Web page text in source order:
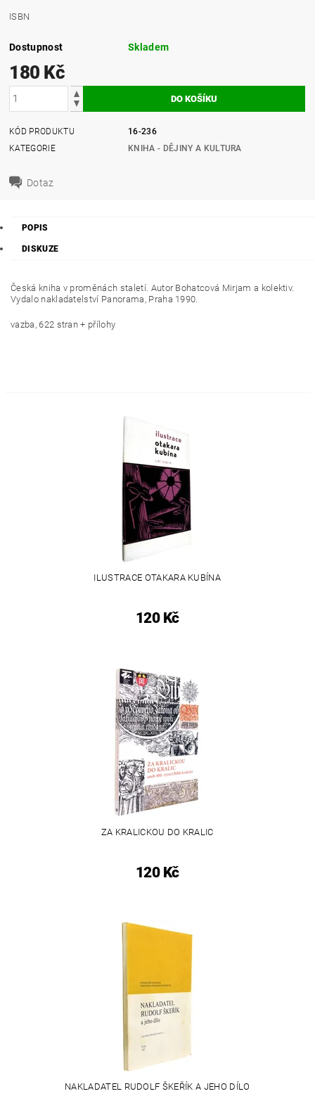
ISBN
Dostupnost Skladem
180 Kč
KÓD PRODUKTU
16-236
KATEGORIE
KNIHA - DĚJINY A KULTURA
Dotaz
POPIS
DISKUZE
Česká kniha v proměnách staletí. Autor Bohatcová Mirjam a kolektiv.
Vydalo nakladatelství Panorama, Praha 1990.
vazba, 622 stran + přílohy
ILUSTRACE OTAKARA KUBÍNA
120 Kč
ZA KRALICKOU DO KRALIC
120 Kč
NAKLADATEL RUDOLF ŠKEŘÍK A JEHO DÍLO